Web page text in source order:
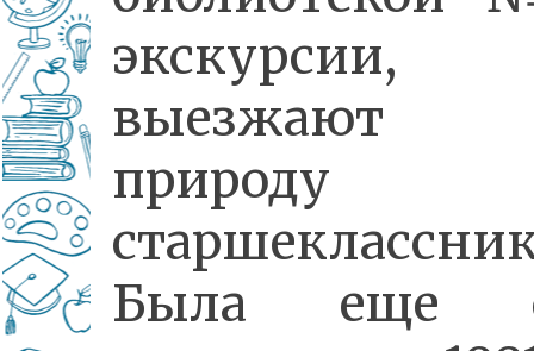
экскурсии,
природу
Была еще